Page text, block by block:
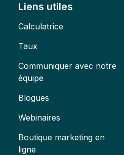
Liens utiles
Calculatrice
Taux
Communiquer avec notre
équipe
Blogues
Webinaires
Boutique marketing en
ligne